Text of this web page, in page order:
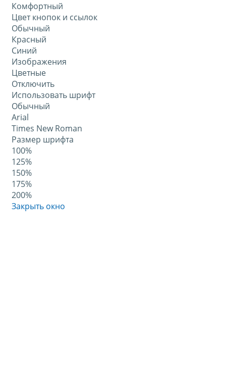
Комфортный
Цвет кнопок и ссылок
Обычный
Красный
Синий
Изображения
Цветные
Отключить
Использовать шрифт
Обычный
Arial
Times New Roman
Размер шрифта
100%
125%
150%
175%
200%
Закрыть окно